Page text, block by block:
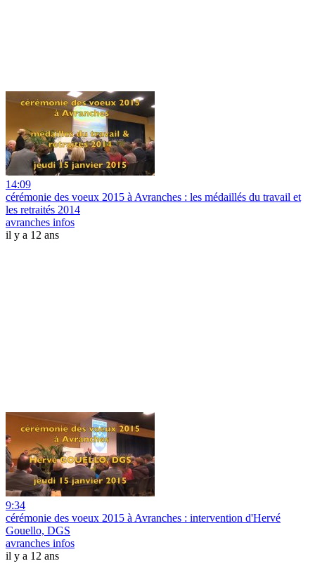
14:09
cérémonie des voeux 2015 à Avranches : les médaillés du travail et
les retraités 2014
avranches infos
il y a 12 ans
9:34
cérémonie des voeux 2015 à Avranches : intervention d'Hervé
Gouello, DGS
avranches infos
il y a 12 ans